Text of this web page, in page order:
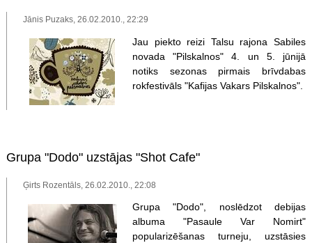
Jānis Puzaks, 26.02.2010., 22:29
Jau piekto reizi Talsu rajona Sabiles
novada "Pilskalnos" 4. un 5. jūnijā
notiks sezonas pirmais brīvdabas
rokfestivāls "Kafijas Vakars Pilskalnos".
Grupa "Dodo" uzstājas "Shot Cafe"
Ģirts Rozentāls, 26.02.2010., 22:08
Grupa "Dodo", noslēdzot debijas
albuma "Pasaule Var Nomirt"
popularizēšanas turneju, uzstāsies